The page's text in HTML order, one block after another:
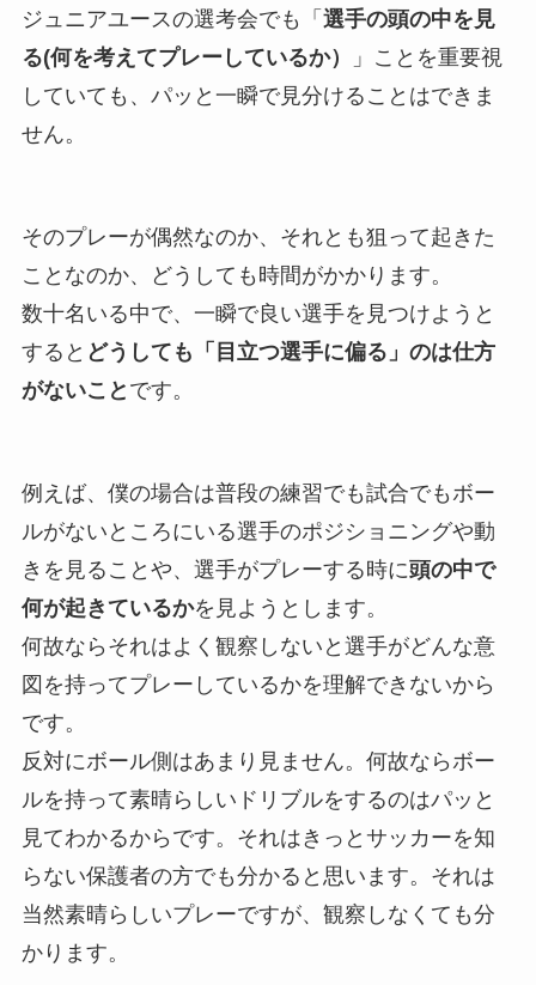
ジュニアユースの選考会でも「 選手の頭の中を見
る(何を考えてプレーしているか）
」ことを重要視
していても、パッと一瞬で見分けることはできま
せん。
そのプレーが偶然なのか、それとも狙って起きた
ことなのか、どうしても時間がかかります。
数十名いる中で、一瞬で良い選手を見つけようと
すると どうしても「目立つ選手に偏る」のは仕方
がないこと です。
例えば、僕の場合は普段の練習でも試合でもボー
ルがないところにいる選手のポジショニングや動
きを見ることや、選手がプレーする時に頭の中で
何が起きているかを見ようとします。
何故ならそれはよく観察しないと選手がどんな意
図を持ってプレーしているかを理解できないから
です。
反対にボール側はあまり見ません。何故ならボー
ルを持って素晴らしいドリブルをするのはパッと
見てわかるからです。それはきっとサッカーを知
らない保護者の方でも分かると思います。それは
当然素晴らしいプレーですが、観察しなくても分
かります。